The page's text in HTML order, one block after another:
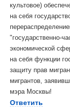
культовое)
на себя
"государственно-
экономической
на себя функции
защиту прав
мигрантов,
мэра Москвы!
Ответить